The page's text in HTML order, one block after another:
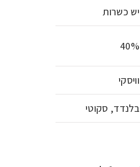
יש כשרות
40%
וויסקי
בלנדד, סקוטי